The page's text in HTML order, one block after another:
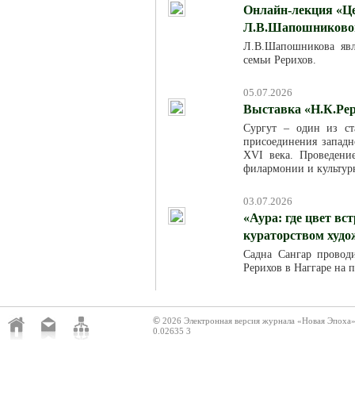
Онлайн-лекция
Л.В.Шапошникова
семьи Рерихов.
05.07.2026
Выставка
Сургут – один из
присоединения
XVI века.
филармонии и
03.07.2026
«Аура: где цвет
кураторством
Садна Сангар
Рерихов в Наггаре на
© 2026 Электронная версия журнала «Новая Эпоха»
0.02635 3